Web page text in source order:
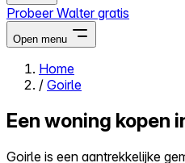
Probeer Walter gratis
Open menu
Close menu
Home
/ Goirle
Een woning kopen
Goirle is een aantrekkelijke